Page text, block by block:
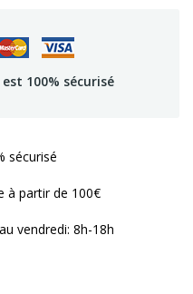
100% sécurisé
sécurisé
à partir de 100€
vendredi: 8h-18h